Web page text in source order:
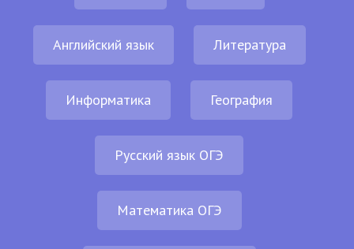
Английский язык Литература
Информатика География
Русский язык ОГЭ
Математика ОГЭ